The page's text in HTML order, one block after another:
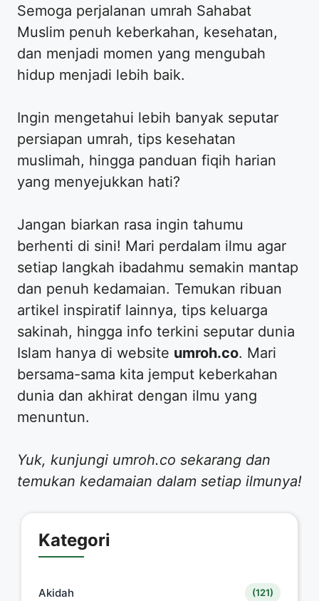
​Semoga perjalanan umrah Sahabat
Muslim penuh keberkahan, kesehatan,
dan menjadi momen yang mengubah
hidup menjadi lebih baik.
​Ingin mengetahui lebih banyak seputar
persiapan umrah, tips kesehatan
muslimah, hingga panduan fiqih harian
yang menyejukkan hati?
​Jangan biarkan rasa ingin tahumu
berhenti di sini! Mari perdalam ilmu agar
setiap langkah ibadahmu semakin mantap
dan penuh kedamaian. Temukan ribuan
artikel inspiratif lainnya, tips keluarga
sakinah, hingga info terkini seputar dunia
Islam hanya di website umroh.co. Mari
bersama-sama kita jemput keberkahan
dunia dan akhirat dengan ilmu yang
menuntun.
Yuk, kunjungi umroh.co sekarang dan
temukan kedamaian dalam setiap ilmunya!
Kategori
Akidah (121)